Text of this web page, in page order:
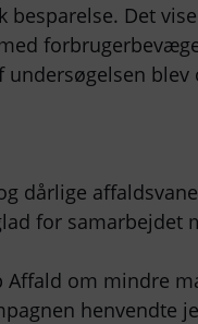
Det
undersøgelsen
dårlige
for samarbejdet
Affald om mindre
henvendte